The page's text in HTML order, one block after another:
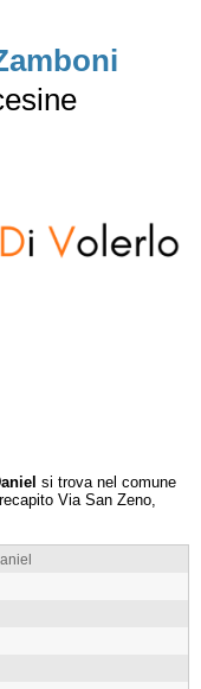
si trova nel comune
Via San Zeno,